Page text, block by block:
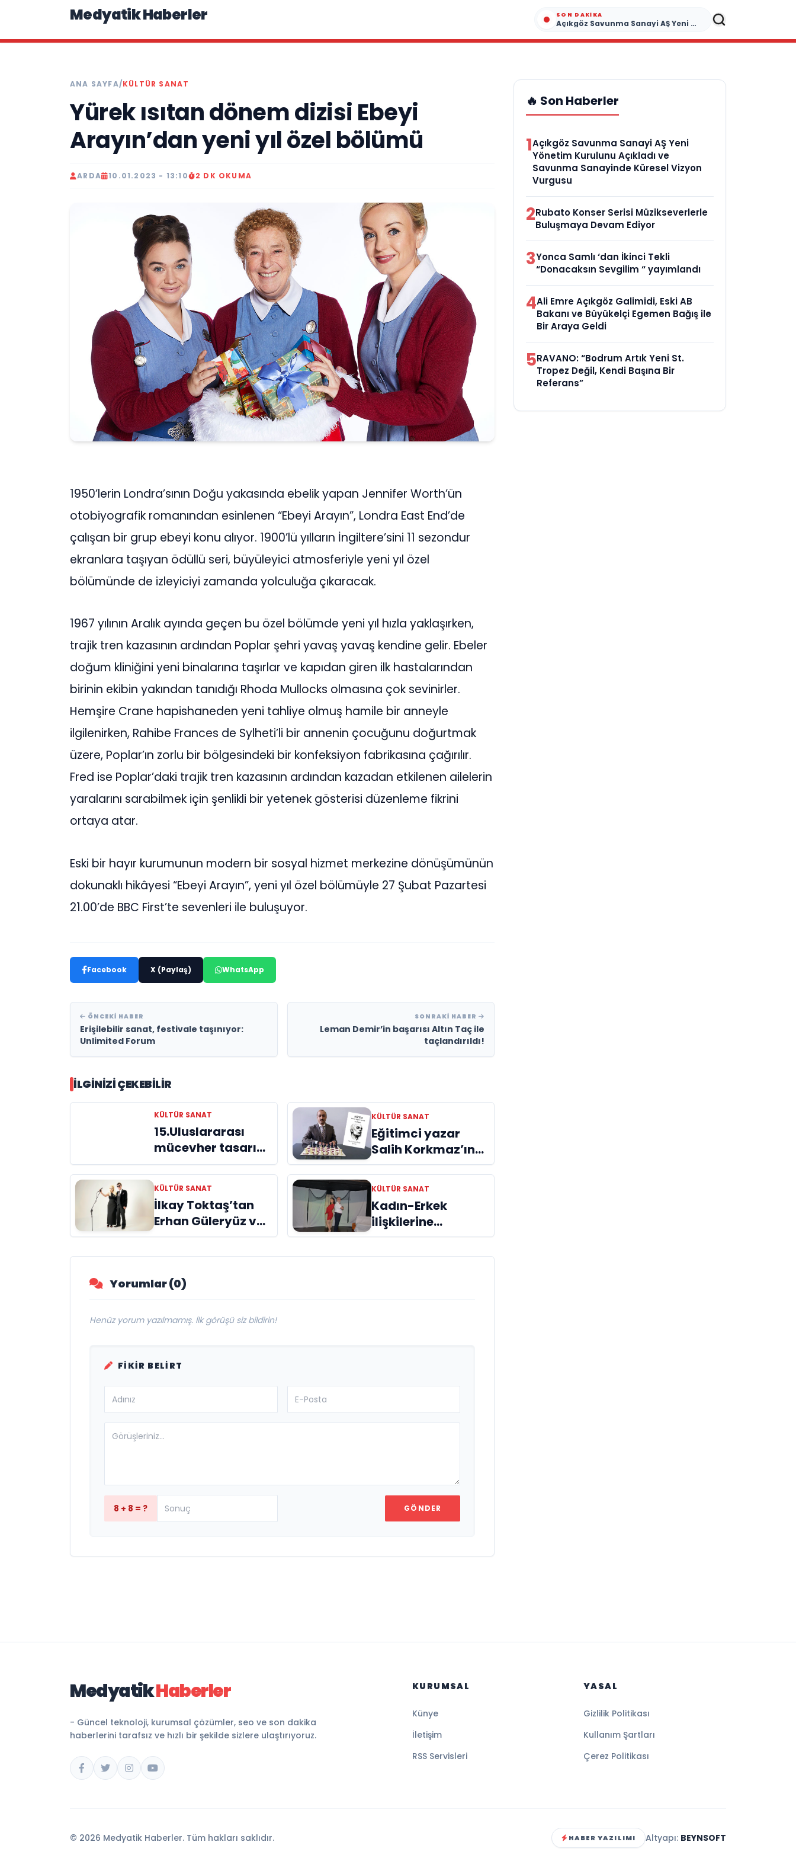
Medyatik Haberler SON DAKIKA
Açıkgöz Savunma Sanayi AŞ Yeni Yönetim Kurulunu Açıkladı ve Savunma Sanayinde Küresel Vizyon Vurgusu
ANA SAYFA/KÜLTÜR SANAT
Yürek ısıtan dönem dizisi Ebeyi
Arayın’dan yeni yıl özel bölümü
ARDA 10.01.2023 - 13:10 2 DK OKUMA
1950’lerin Londra’sının Doğu yakasında ebelik yapan Jennifer Worth’ün
otobiyografik romanından esinlenen “Ebeyi Arayın”, Londra East End’de
çalışan bir grup ebeyi konu alıyor. 1900’lü yılların İngiltere’sini 11 sezondur
ekranlara taşıyan ödüllü seri, büyüleyici atmosferiyle yeni yıl özel
bölümünde de izleyiciyi zamanda yolculuğa çıkaracak.
1967 yılının Aralık ayında geçen bu özel bölümde yeni yıl hızla yaklaşırken,
trajik tren kazasının ardından Poplar şehri yavaş yavaş kendine gelir. Ebeler
doğum kliniğini yeni binalarına taşırlar ve kapıdan giren ilk hastalarından
birinin ekibin yakından tanıdığı Rhoda Mullocks olmasına çok sevinirler.
Hemşire Crane hapishaneden yeni tahliye olmuş hamile bir anneyle
ilgilenirken, Rahibe Frances de Sylheti’li bir annenin çocuğunu doğurtmak
üzere, Poplar’ın zorlu bir bölgesindeki bir konfeksiyon fabrikasına çağırılır.
Fred ise Poplar’daki trajik tren kazasının ardından kazadan etkilenen ailelerin
yaralarını sarabilmek için şenlikli bir yetenek gösterisi düzenleme fikrini
ortaya atar.
Eski bir hayır kurumunun modern bir sosyal hizmet merkezine dönüşümünün
dokunaklı hikâyesi “Ebeyi Arayın”, yeni yıl özel bölümüyle 27 Şubat Pazartesi
21.00’de BBC First’te sevenleri ile buluşuyor.
Facebook X (Paylaş) WhatsApp
ÖNCEKI HABER
Erişilebilir sanat, festivale taşınıyor:
Unlimited Forum
SONRAKI HABER
Leman Demir’in başarısı Altın Taç ile
taçlandırıldı!
İLGINIZI ÇEKEBILIR
KÜLTÜR SANAT
15.Uluslararası
mücevher tasarım
yarışmasının
finalistleri belli
oldu
KÜLTÜR SANAT
Eğitimci yazar
Salih Korkmaz’ın
EĞİTİM kitabı hala
büyük ilgi görmeye
devam ediyor
KÜLTÜR SANAT
İlkay Toktaş’tan
Erhan Güleryüz ve
Hüsnü Şenlendirici
işbirliğiyle
manifestosu:
KÜLTÜR SANAT
Kadın-Erkek
ilişkilerine
“Araf’tan mizahi
bir bakış
Yorumlar (0)
Henüz yorum yazılmamış. İlk görüşü siz bildirin!
FIKIR BELIRT
8 + 8 = ? GÖNDER
🔥 Son Haberler
1Açıkgöz Savunma Sanayi AŞ Yeni
Yönetim Kurulunu Açıkladı ve
Savunma Sanayinde Küresel Vizyon
Vurgusu
2Rubato Konser Serisi Müzikseverlerle
Buluşmaya Devam Ediyor
3Yonca Samlı ‘dan İkinci Tekli
“Donacaksın Sevgilim “ yayımlandı
4Ali Emre Açıkgöz Galimidi, Eski AB
Bakanı ve Büyükelçi Egemen Bağış ile
Bir Araya Geldi
5RAVANO: “Bodrum Artık Yeni St.
Tropez Değil, Kendi Başına Bir
Referans”
MedyatikHaberler
- Güncel teknoloji, kurumsal çözümler, seo ve son dakika
haberlerini tarafsız ve hızlı bir şekilde sizlere ulaştırıyoruz.
KURUMSAL
Künye
İletişim
RSS Servisleri
YASAL
Gizlilik Politikası
Kullanım Şartları
Çerez Politikası
© 2026 Medyatik Haberler. Tüm hakları saklıdır. HABER YAZILIMI Altyapı: BEYNSOFT